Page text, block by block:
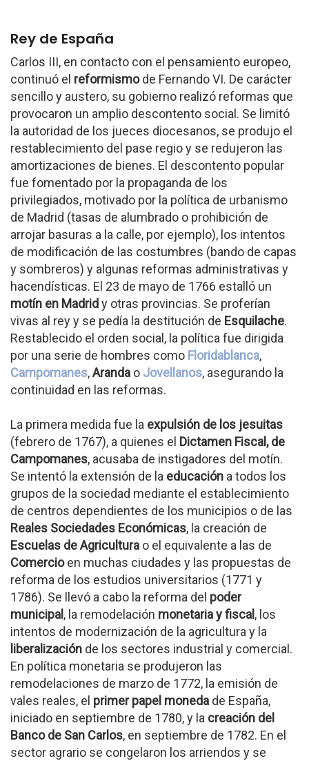
Rey de España
Carlos III, en contacto con el pensamiento europeo,
continuó el reformismode Fernando VI. De carácter
sencillo y austero, su gobierno realizó reformas que
provocaron un amplio descontento social. Se limitó
la autoridad de los jueces diocesanos, se produjo el
restablecimiento del pase regio y se redujeron las
amortizaciones de bienes. El descontento popular
fue fomentado por la propaganda de los
privilegiados, motivado por la política de urbanismo
de Madrid (tasas de alumbrado o prohibición de
arrojar basuras a la calle, por ejemplo), los intentos
de modificación de las costumbres (bando de capas
y sombreros) y algunas reformas administrativas y
hacendísticas. El 23 de mayo de 1766 estalló un
motín en Madridy otras provincias. Se proferían
vivas al rey y se pedía la destitución de Esquilache.
Restablecido el orden social, la política fue dirigida
por una serie de hombres como Floridablanca,
Campomanes,Aranda o Jovellanos, asegurando la
continuidad en las reformas.
La primera medida fue la expulsión de los jesuitas
(febrero de 1767), a quienes el Dictamen Fiscal, de
Campomanes, acusaba de instigadores del motín.
Se intentó la extensión de la educación a todos los
grupos de la sociedad mediante el establecimiento
de centros dependientes de los municipios o de las
Reales Sociedades Económicas, la creación de
Escuelas de Agricultura o el equivalente a las de
Comercioen muchas ciudades y las propuestas de
reforma de los estudios universitarios (1771 y
1786). Se llevó a cabo la reforma del poder
municipal , la remodelación monetaria y fiscal , los
intentos de modernización de la agricultura y la
liberalización de los sectores industrial y comercial.
En política monetaria se produjeron las
remodelaciones de marzo de 1772, la emisión de
vales reales, el primer papel moneda de España,
iniciado en septiembre de 1780, y la creación del
Banco de San Carlos, en septiembre de 1782. En el
sector agrario se congelaron los arriendos y se